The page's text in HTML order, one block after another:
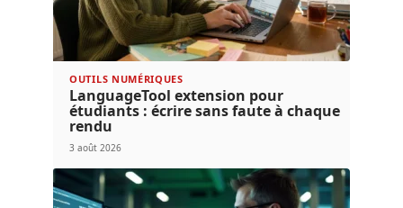
OUTILS NUMÉRIQUES
LanguageTool extension pour
étudiants : écrire sans faute à chaque
rendu
3 août 2026